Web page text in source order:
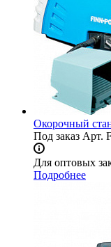
Окорочный
Под заказ Арт.
Для оптовых
Подробнее